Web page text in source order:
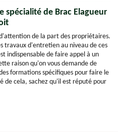
spécialité de Brac Elagueur
de la part des propriétaires.
travaux d'entretien au niveau de ces
indispensable de faire appel à un
raison qu'on vous demande de
formations spécifiques pour faire le
de cela, sachez qu'il est réputé pour